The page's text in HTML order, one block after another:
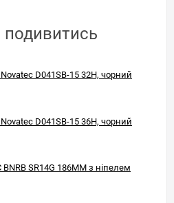
D041SB-15 32H, чорний
D041SB-15 36H, чорний
BNRB SR14G 186MM з ніпелем